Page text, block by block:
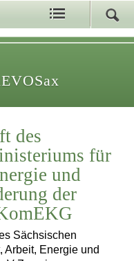
des
für
und
der
Sächsischen
Arbeit, Energie und